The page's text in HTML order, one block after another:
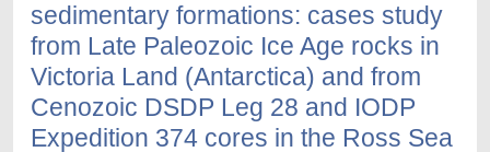
sedimentary formations: cases study
from Late Paleozoic Ice Age rocks in
Victoria Land (Antarctica) and from
Cenozoic DSDP Leg 28 and IODP
Expedition 374 cores in the Ross Sea